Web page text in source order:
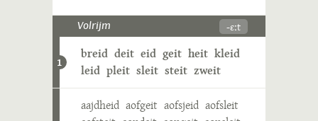
Volrijm -ɛːt
1
breid deit eid geit heit kleid
leid pleit sleit steit zweit
aajdheid aofgeit aofsjeid aofsleit